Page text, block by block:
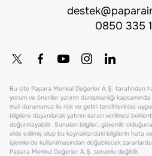
0850 335
Bu site Papara Menkul Değerler A.Ş. tarafından
yorum ve öneriler yatırım danışmanlığı
mali durumunuz ile risk ve getiri tercihlerinize
bilgilere dayanılarak yatırım kararı verilmesi
doğurmayabilir. Sunulan bilgiler, güvenilir
elde edilmiş olup bu kaynaklardaki bilgilerin hata
işlemlerde kullanılmasından doğabilecek
Papara Menkul Değerler A.Ş. sorumlu değildir.